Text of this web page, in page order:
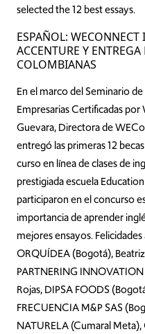
selected the 12 best essays.
ESPAÑOL:
ACCENTURE Y
COLOMBIANAS
En el marco del Seminario
Empresarias Certificadas
Guevara, Directora de
entregó las primeras 12
curso en línea de clases de
prestigiada escuela
participaron en el concurso
importancia de aprender
mejores ensayos.
ORQUÍDEA (Bogotá),
PARTNERING
Rojas, DIPSA FOODS
FRECUENCIA M&P SAS
NATURELA (Cumaral